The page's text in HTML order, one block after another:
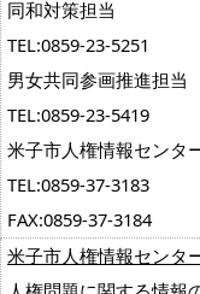
同和対策担当
TEL:0859-23-5251
男女共同参画推進担当
TEL:0859-23-5419
米子市人権情報センタ
TEL:0859-37-3183
FAX:0859-37-3184
米子市人権情報センタ